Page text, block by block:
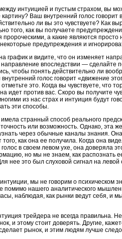
интуицией и пустым страхом, вы
Ваш внутренний голос
ли вы это чувствуете? Как
того, как вы получаете
а какие являются
предупреждения и
график и видите, что он изменяет
впоследствии — сделайте
чтобы понять действительно ли
голос говорит «движение
это. Когда вы чувствуете, что
идет против вас. Скоро вы получите
из нас страх и интуиция будут
эти способы.
имела странный способ реального
или возможность. Однако, эта
через обычные каналы знания.
как она ее получила. Когда она
в своем левом ухе, она доверяла
но мы не знаем, как распознать
нее это был слуховой сигнал на левой
мы не говорим о психическом
помимо нашего аналитического
наблюдая, как рынки ведут себя, и
трейдера не всегда правильна.
и этому стоит доверять. Другие,
рынок, и этим людям лучше